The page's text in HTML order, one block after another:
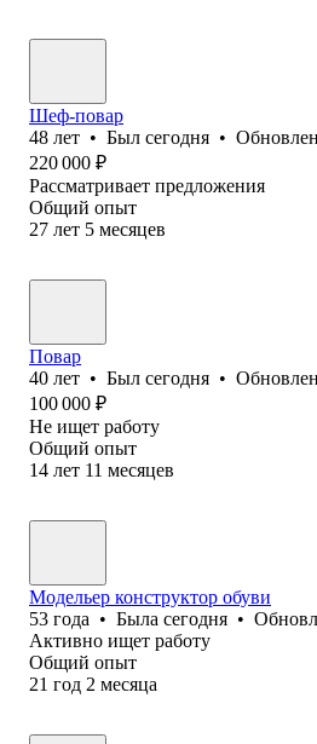
Шеф-повар
48 лет • Был сегодня •
220 000 ₽
Рассматривает предложения
Общий опыт
27 лет 5 месяцев
Повар
40 лет • Был сегодня •
100 000 ₽
Не ищет работу
Общий опыт
14 лет 11 месяцев
Модельер конструктор обуви
53 года • Была сегодня •
Активно ищет работу
Общий опыт
21 год 2 месяца